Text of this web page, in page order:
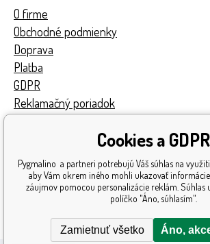
O firme
Obchodné podmienky
Doprava
Platba
GDPR
Reklamačný poriadok
Získané ocenenia
Katalóg hračiek
Mapa stránok
Cookies a GDPR
Pygmalino a partneri potrebujú Váš súhlas na
aby Vám okrem iného mohli ukazovať informácie
záujmov pomocou personalizácie reklám.
políčko "Áno, súhlasím".
Zamietnuť všetko Áno,